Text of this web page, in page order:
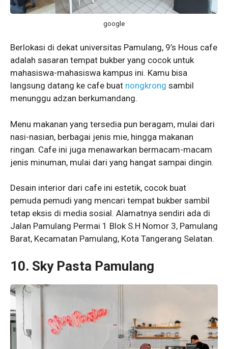
google
Berlokasi di dekat universitas Pamulang, 9’s Hous cafe
adalah sasaran tempat bukber yang cocok untuk
mahasiswa-mahasiswa kampus ini. Kamu bisa
langsung datang ke cafe buat nongkrong sambil
menunggu adzan berkumandang.
Menu makanan yang tersedia pun beragam, mulai dari
nasi-nasian, berbagai jenis mie, hingga makanan
ringan. Cafe ini juga menawarkan bermacam-macam
jenis minuman, mulai dari yang hangat sampai dingin.
Desain interior dari cafe ini estetik, cocok buat
pemuda pemudi yang mencari tempat bukber sambil
tetap eksis di media sosial. Alamatnya sendiri ada di
Jalan Pamulang Permai 1 Blok S.H Nomor 3, Pamulang
Barat, Kecamatan Pamulang, Kota Tangerang Selatan.
10. Sky Pasta Pamulang